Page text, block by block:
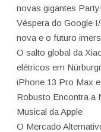
novas gigantes
Véspera do Google
nova e o futuro
O salto global da
elétricos em
iPhone 13 Pro Max
Robusto Encontra a
Musical da Apple
O Mercado